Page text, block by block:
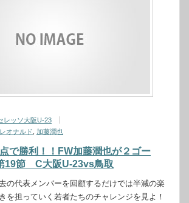
レッソ大阪U-23
レオナルド 加藤潤也
で勝利！！FW加藤潤也が２ゴー
節 C大阪U-23vs鳥取
の代表メンバーを回顧するだけでは半減の楽
を担っていく若者たちのチャレンジを見よ！